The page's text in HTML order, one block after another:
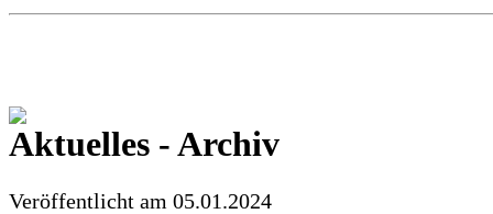
Aktuelles - Archiv
Veröffentlicht am 05.01.2024